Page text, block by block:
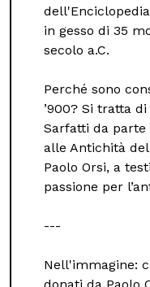
in gesso di 35
secolo a.C.
Perché sono
’900? Si tratta
Sarfatti da
alle Antichità
Paolo Orsi, a
passione per
---
Nell'immagine: